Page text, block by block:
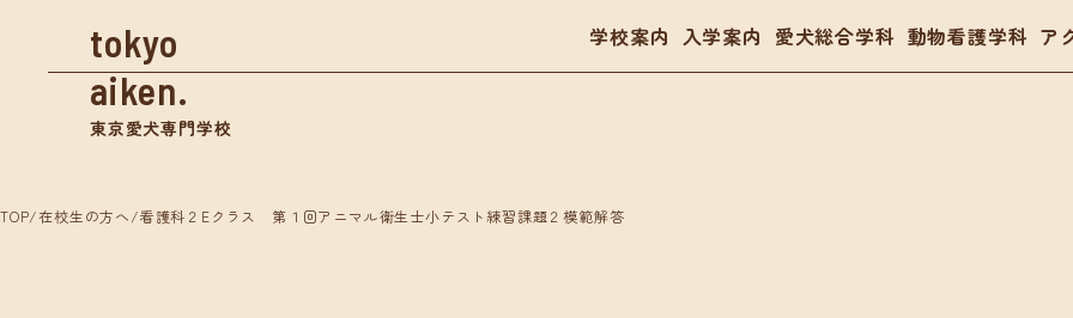
tokyo
aiken.
東京愛犬専門学校
学校案内 入学案内 愛犬総合学科 動物看護学科 ア
TOP/在校生の方へ/看護科２Eクラス 第１回アニマル衛生士小テスト練習課題２模範解答